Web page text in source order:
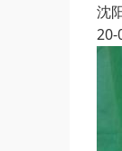
沈
20-